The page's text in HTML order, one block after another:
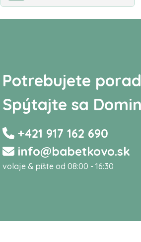
Potrebujete
Spýtajte sa
+421 917 162 690
info@babetkovo.sk
volaje & píšte od 08:00 - 16:30